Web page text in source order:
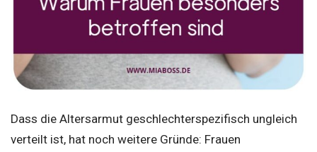
Dass die Altersarmut geschlechterspezifisch ungleich
verteilt ist, hat noch weitere Gründe: Frauen